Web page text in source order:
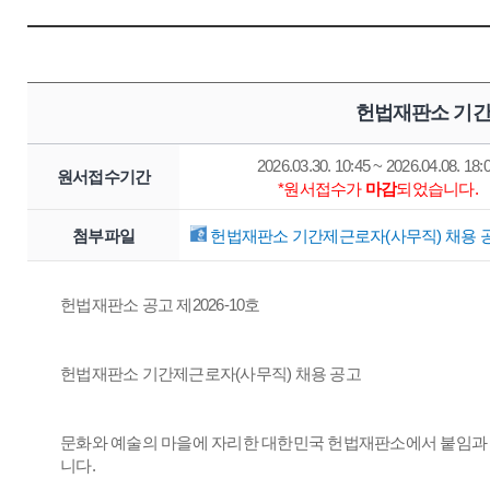
헌법재판소 기
원서접수기간
2026.03.30. 10:45 ~ 2026.04.08.
*원서접수가 마감되었습니다.
첨부파일 헌법재판소 기간제근로자(사무직) 채용
헌법재판소 공고 제2026-10호
헌법재판소 기간제근로자(사무직) 채용 공고
문화와 예술의 마을에 자리한 대한민국 헌법재판소에서 붙임
니다.